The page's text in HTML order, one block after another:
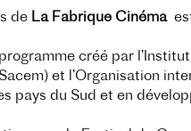
de La Fabrique Cinéma
créé par
et l’Organisation
pays du Sud et en